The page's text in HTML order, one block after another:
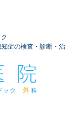
症の検査・診断・治